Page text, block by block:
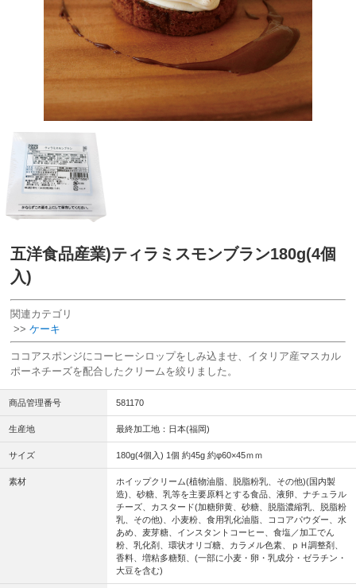
五洋食品産業)ティラミスモンブラン180g(4個
入)
関連カテゴリ
>> ケーキ
ココアスポンジにコーヒーシロップをしみ込ませ、イタリア産マスカル
ポーネチーズを配合したクリームを絞りました。
商品管理番号 581170
生産地 最終加工地：日本(福岡)
サイズ 180g(4個入) 1個 約45g 約φ60×45ｍｍ
素材
ホイップクリーム(植物油脂、脱脂粉乳、その他)(国内製
造)、砂糖、乳等を主要原料とする食品、液卵、ナチュラル
チーズ、カスタード(加糖卵黄、砂糖、脱脂濃縮乳、脱脂粉
乳、その他)、小麦粉、食用乳化油脂、ココアパウダー、水
あめ、麦芽糖、インスタントコーヒー、食塩／加工でん
粉、乳化剤、環状オリゴ糖、カラメル色素、ｐＨ調整剤、
香料、増粘多糖類、(一部に小麦・卵・乳成分・ゼラチン・
大豆を含む)